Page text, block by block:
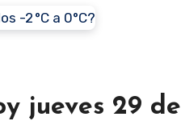
jueves 29 de